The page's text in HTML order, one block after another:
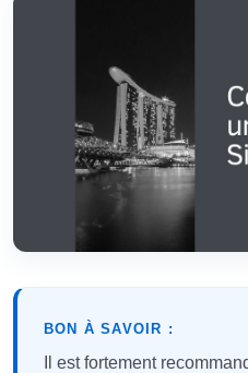
BON À SAVOIR :
Il est fortement